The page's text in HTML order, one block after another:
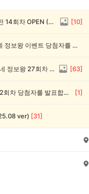
전원 1,000캐시! 🥳 우리 동네 썰전 14회차 OPEN (~8/17) [10]
💰[당첨자 발표] 26회차 우리 동네 정보왕 이벤트 당첨자를 발표합니다!
💸 전원 2,000캐시 지급! 우리 동네 정보왕 27회차 (~8/10) [63]
💰[당첨자 발표] 우리 동네 썰전 12회차 당첨자를 발표합니다! [1]
ver) [31]